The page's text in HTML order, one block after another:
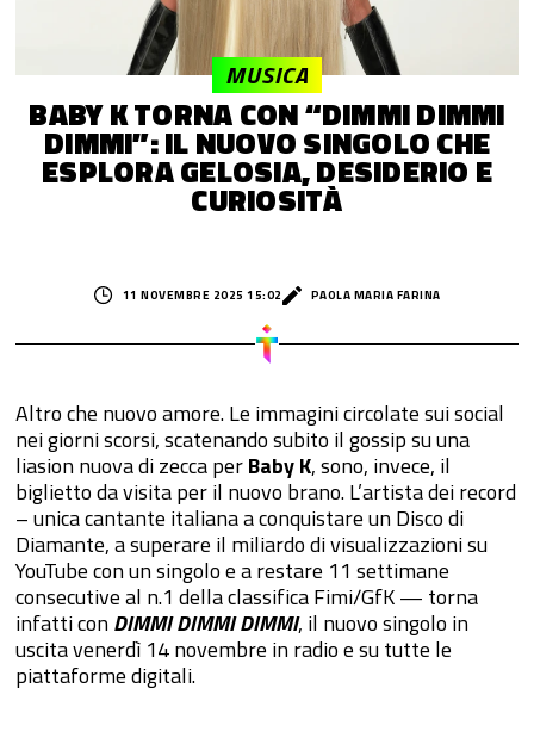
BABY K TORNA CON “DIMMI DIMMI
DIMMI”: IL NUOVO SINGOLO CHE
ESPLORA GELOSIA, DESIDERIO E
CURIOSITÀ
MUSICA
11 NOVEMBRE 2025 15:02 PAOLA MARIA FARINA
Altroche nuovo amore. Le immagini circolate sui social
nei giorni scorsi, scatenando subito il gossip su una
liasion nuova di zecca perBaby K, sono, invece, il
biglietto da visita per il nuovo brano. L’artista dei record
– unica cantante italiana a conquistare un Disco di
Diamante, a superare il miliardo di visualizzazioni su
YouTube con un singolo e a restare 11 settimane
consecutive al n.1 della classifica Fimi/GfK — torna
infatti conDIMMI DIMMI DIMMI, il nuovo singolo in
uscita venerdì 14 novembre in radio e su tutte le
piattaforme digitali.